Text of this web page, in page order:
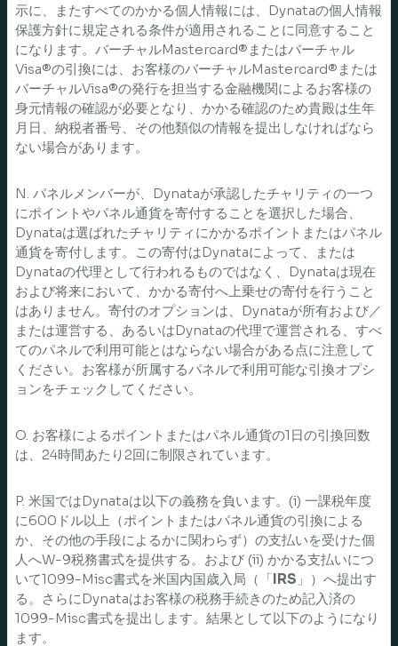
示に、またすべてのかかる個人情報には、Dynataの個人情報
保護方針に規定される条件が適用されることに同意すること
になります。バーチャルMastercard®またはバーチャル
Visa®の引換には、お客様のバーチャルMastercard®または
バーチャルVisa®の発行を担当する金融機関によるお客様の
身元情報の確認が必要となり、かかる確認のため貴殿は生年
月日、納税者番号、その他類似の情報を提出しなければなら
ない場合があります。
N. パネルメンバーが、Dynataが承認したチャリティの一つ
にポイントやパネル通貨を寄付することを選択した場合、
Dynataは選ばれたチャリティにかかるポイントまたはパネル
通貨を寄付します。この寄付はDynataによって、または
Dynataの代理として行われるものではなく、Dynataは現在
および将来において、かかる寄付へ上乗せの寄付を行うこと
はありません。寄付のオプションは、Dynataが所有および／
または運営する、あるいはDynataの代理で運営される、すべ
てのパネルで利用可能とはならない場合がある点に注意して
ください。お客様が所属するパネルで利用可能な引換オプシ
ョンをチェックしてください。
O. お客様によるポイントまたはパネル通貨の1日の引換回数
は、24時間あたり2回に制限されています。
P. 米国ではDynataは以下の義務を負います。(i) 一課税年度
に600ドル以上（ポイントまたはパネル通貨の引換による
か、その他の手段によるかに関わらず）の支払いを受けた個
人へW-9税務書式を提供する。および (ii) かかる支払いにつ
いて1099-Misc書式を米国内国歳入局（「IRS 」）へ提出す
る。さらにDynataはお客様の税務手続きのため記入済の
1099-Misc書式を提出します。結果として以下のようになり
ます。